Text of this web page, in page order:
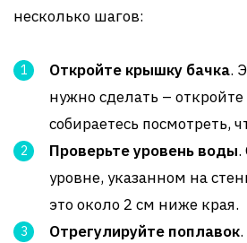
несколько шагов:
Откройте крышку бачка.
нужно сделать – откройте
собираетесь посмотреть,
Проверьте уровень воды.
уровне, указанном на
это около 2 см ниже края.
Отрегулируйте поплавок